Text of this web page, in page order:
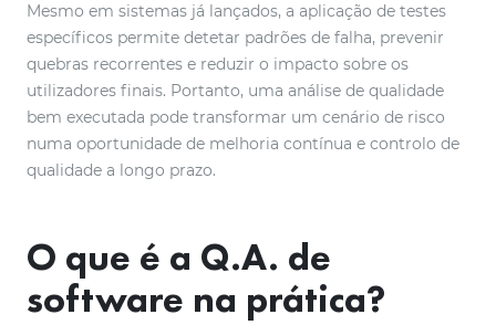
Mesmo em sistemas já lançados, a aplicação de testes
específicos permite detetar padrões de falha, prevenir
quebras recorrentes e reduzir o impacto sobre os
utilizadores finais. Portanto, uma análise de qualidade
bem executada pode transformar um cenário de risco
numa oportunidade de melhoria contínua e controlo de
qualidade a longo prazo.
O que é a Q.A. de
software na prática?